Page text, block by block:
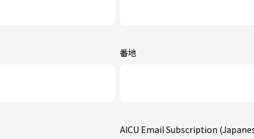
番地
AICU Email Subscription